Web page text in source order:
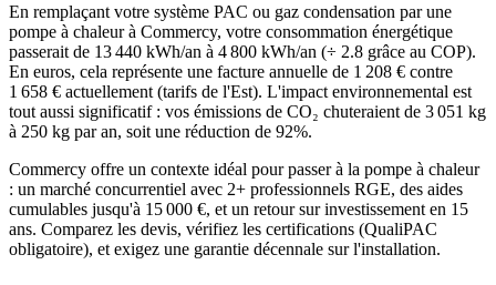
En remplaçant votre système PAC ou gaz condensation par une
pompe à chaleur à Commercy, votre consommation énergétique
passerait de 13 440 kWh/an à 4 800 kWh/an (÷ 2.8 grâce au COP).
En euros, cela représente une facture annuelle de 1 208 € contre
1 658 € actuellement (tarifs de l'Est). L'impact environnemental est
tout aussi significatif : vos émissions de CO₂ chuteraient de 3 051 kg
à 250 kg par an, soit une réduction de 92%.
Commercy offre un contexte idéal pour passer à la pompe à chaleur
: un marché concurrentiel avec 2+ professionnels RGE, des aides
cumulables jusqu'à 15 000 €, et un retour sur investissement en 15
ans. Comparez les devis, vérifiez les certifications (QualiPAC
obligatoire), et exigez une garantie décennale sur l'installation.